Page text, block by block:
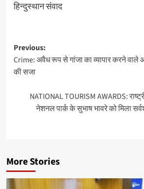
हिन्दुस्थान संवाद
Post
navigation
Previous:
Crime: अवैध रूप से गांजा का व्यापार करने वाले
की सजा
NATIONAL TOURISM AWARDS:
नेशनल पार्क के सुभाष भावरे को मिला
More Stories